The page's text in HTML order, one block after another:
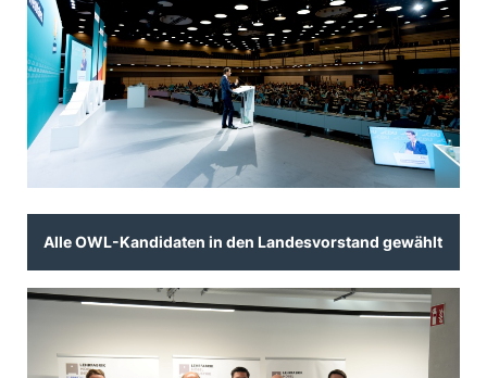
Alle OWL-Kandidaten in den Landesvorstand gewählt